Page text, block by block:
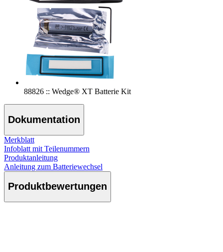
88826 :: Wedge® XT Batterie Kit
Dokumentation
Merkblatt
Infoblatt mit Teilenummern
Produktanleitung
Anleitung zum Batteriewechsel
Produktbewertungen